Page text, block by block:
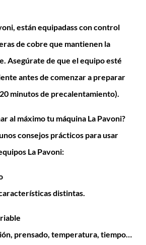
están equipadass con control
de cobre que mantienen la
Asegúrate de que el equipo esté
antes de comenzar a preparar
minutos de precalentamiento).
al máximo tu máquina La Pavoni?
consejos prácticos para usar
La Pavoni:
distintas.
prensado, temperatura, tiempo…